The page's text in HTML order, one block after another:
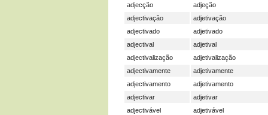
adjecção
adjeção
adjectivação
adjetivação
adjectivado
adjetivado
adjectival
adjetival
adjectivalização
adjetivalização
adjectivamente
adjetivamente
adjectivamento
adjetivamento
adjectivar
adjetivar
adjectivável
adjetivável